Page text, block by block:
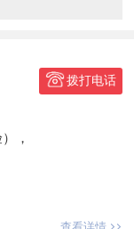
拨打电话
，